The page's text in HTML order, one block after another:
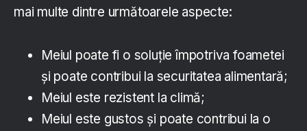
mai multe dintre următoarele aspecte:
Meiul poate fi o soluție împotriva foametei
și poate contribui la securitatea alimentară;
Meiul este rezistent la climă;
Meiul este gustos și poate contribui la o